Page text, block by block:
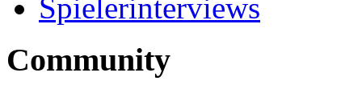
Spielerinterviews
Community